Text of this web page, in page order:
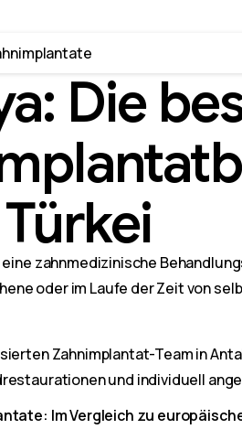
Die
zahnmedizinische
oder im Laufe der Zeit von
Zahnimplantat-Team in
und individuell
Im Vergleich zu